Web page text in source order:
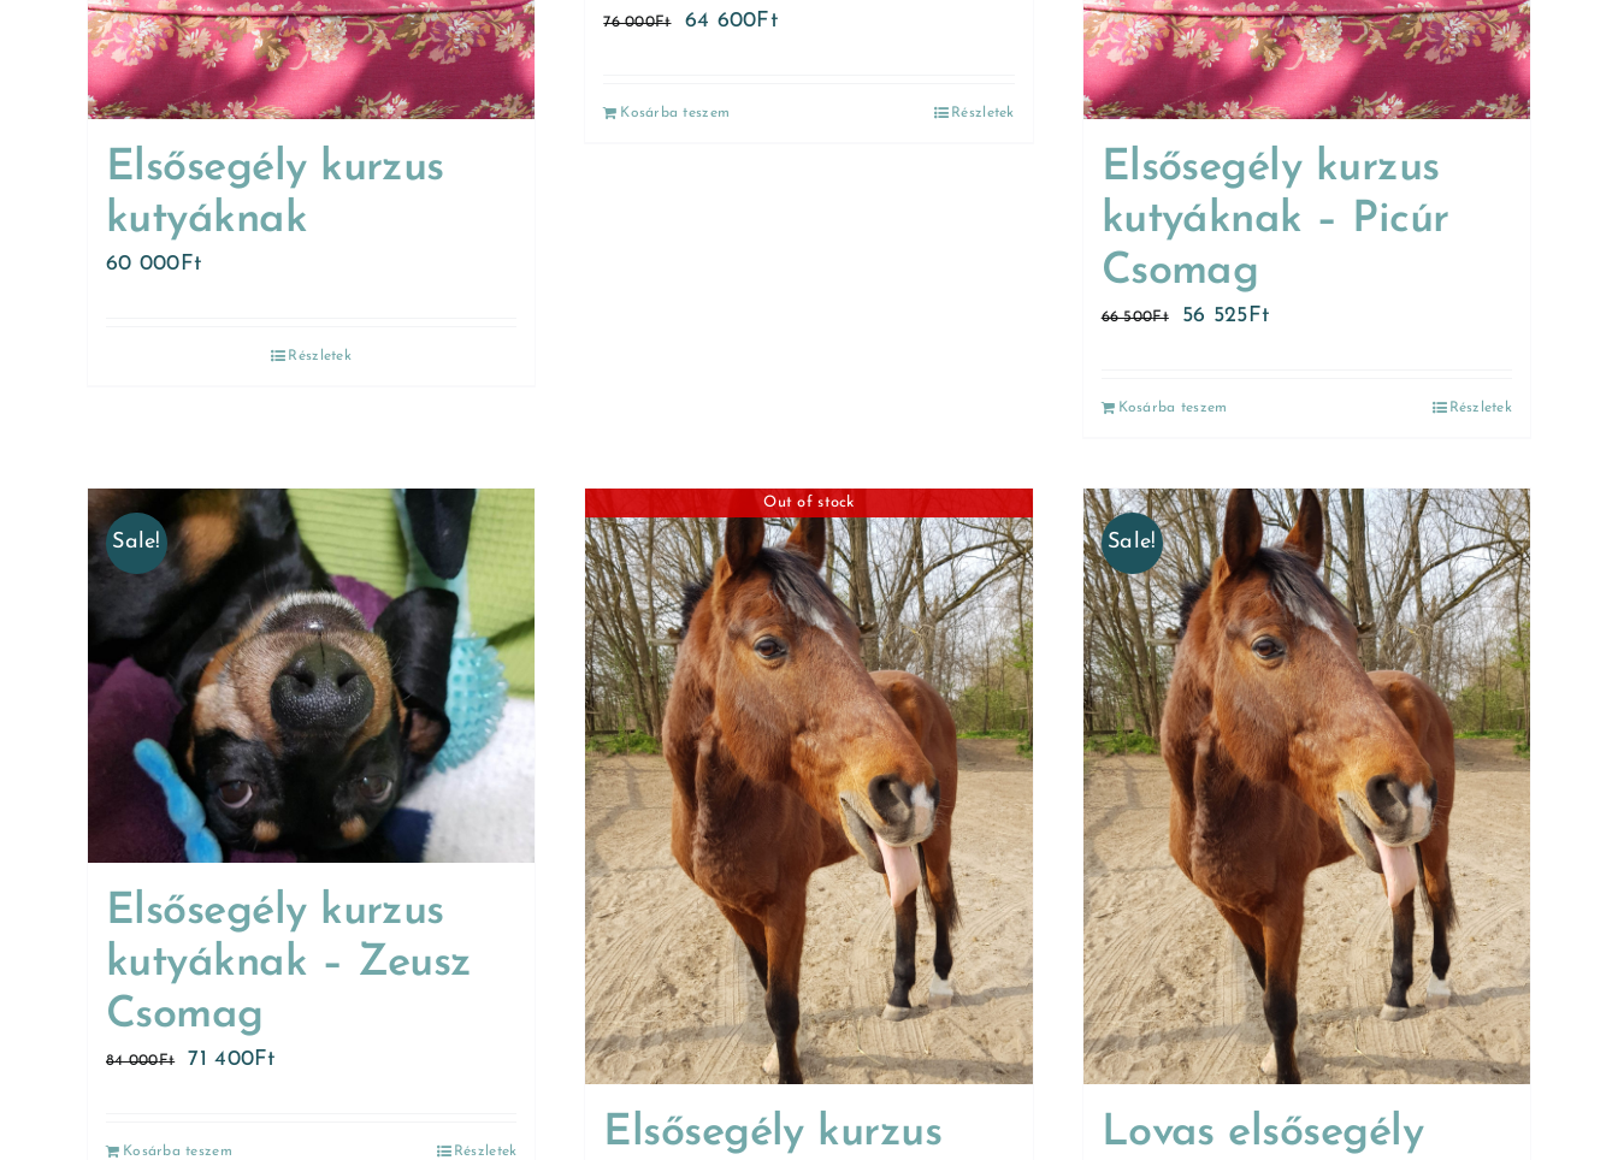
Elsősegély kurzus
kutyáknak
60 000 Ft
Részletek
76 000Ft 64 600Ft
Kosárba teszem Részletek
Elsősegély kurzus
kutyáknak – Picúr
Csomag
66 500Ft 56 525 Ft
Kosárba teszem Részletek
Sale!
Elsősegély kurzus
kutyáknak – Zeusz
Csomag
84 000Ft 71 400Ft
Kosárba teszem Részletek
Out of stock
Elsősegély kurzus
Sale!
Lovas elsősegély